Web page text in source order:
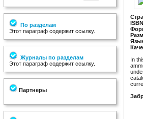
По разделам
Этот параграф содержит ссылку.
Журналы по разделам
Этот параграф содержит ссылку.
Партнеры
In